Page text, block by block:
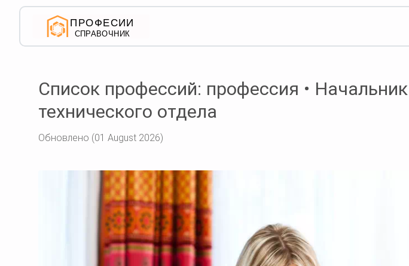
Список профессий: профессия • Начальник
технического отдела
Обновлено (01 August 2026)